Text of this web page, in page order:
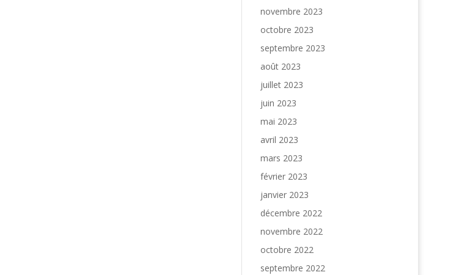
novembre 2023
octobre 2023
septembre 2023
août 2023
juillet 2023
juin 2023
mai 2023
avril 2023
mars 2023
février 2023
janvier 2023
décembre 2022
novembre 2022
octobre 2022
septembre 2022